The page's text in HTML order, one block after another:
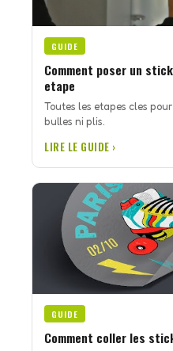
GUIDE
Comment poser un
etape
Toutes les etapes cles
bulles ni plis.
LIRE LE GUIDE ›
GUIDE
Comment coller les